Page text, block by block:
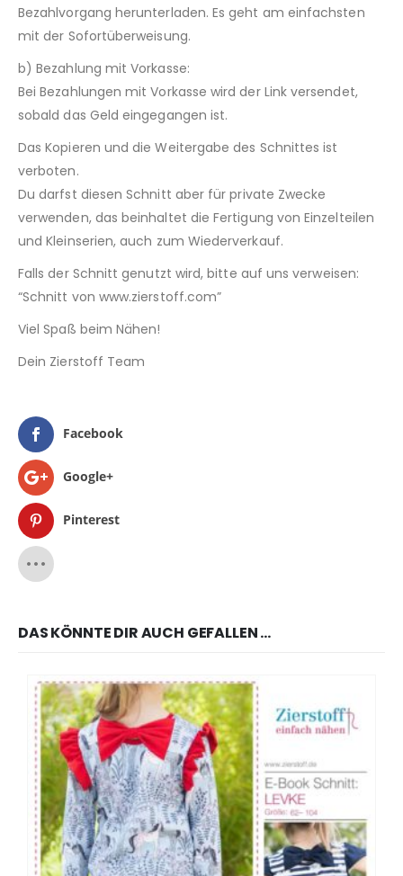
Bezahlvorgang herunterladen. Es geht am einfachsten
mit der Sofortüberweisung.
b) Bezahlung mit Vorkasse:
Bei Bezahlungen mit Vorkasse wird der Link versendet,
sobald das Geld eingegangen ist.
Das Kopieren und die Weitergabe des Schnittes ist
verboten.
Du darfst diesen Schnitt aber für private Zwecke
verwenden, das beinhaltet die Fertigung von Einzelteilen
und Kleinserien, auch zum Wiederverkauf.
Falls der Schnitt genutzt wird, bitte auf uns verweisen:
“Schnitt von www.zierstoff.com”
Viel Spaß beim Nähen!
Dein Zierstoff Team
Facebook
Google+
Pinterest
DAS KÖNNTE DIR AUCH GEFALLEN …